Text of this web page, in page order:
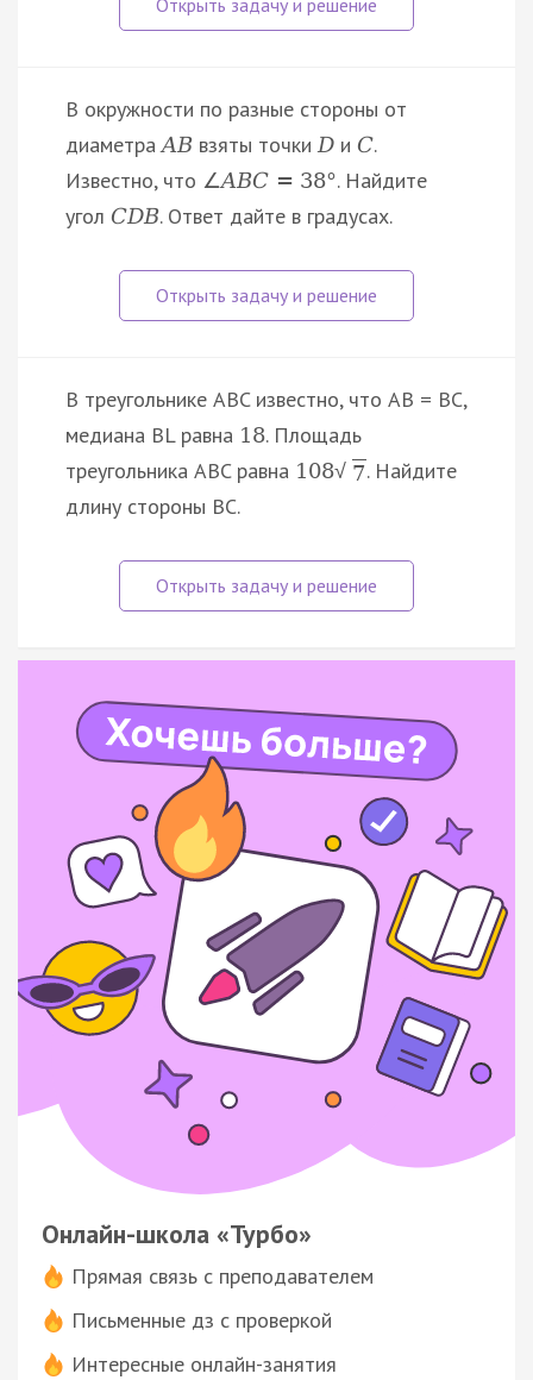
В окружности по разные стороны от
диаметраAB взяты точкиD и C.
Известно, что ∠ABC = 38°. Найдите
угол CDB. Ответ дайте в градусах.
В треугольнике ABC известно, что AB = BC,
медиана BL равна 18. Площадь
треугольника ABC равна 108√ 7. Найдите
длину стороны BC.
Онлайн-школа «Турбо»
Прямая связь с преподавателем
Письменные дз с проверкой
Интересные онлайн-занятия